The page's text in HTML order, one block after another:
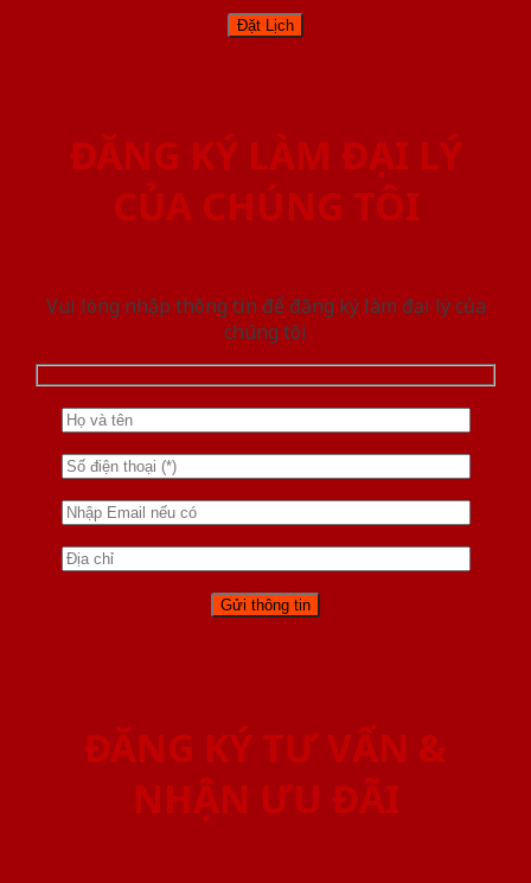
ĐĂNG KÝ LÀM ĐẠI LÝ
CỦA CHÚNG TÔI
Vui lòng nhập thông tin để đăng ký làm đại lý của
chúng tôi
ĐĂNG KÝ TƯ VẤN &
NHẬN ƯU ĐÃI